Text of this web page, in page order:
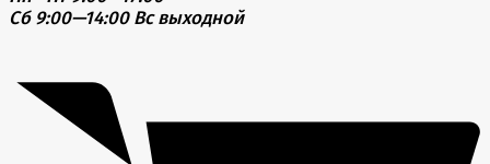
Сб 9:00—14:00 Вс выходной